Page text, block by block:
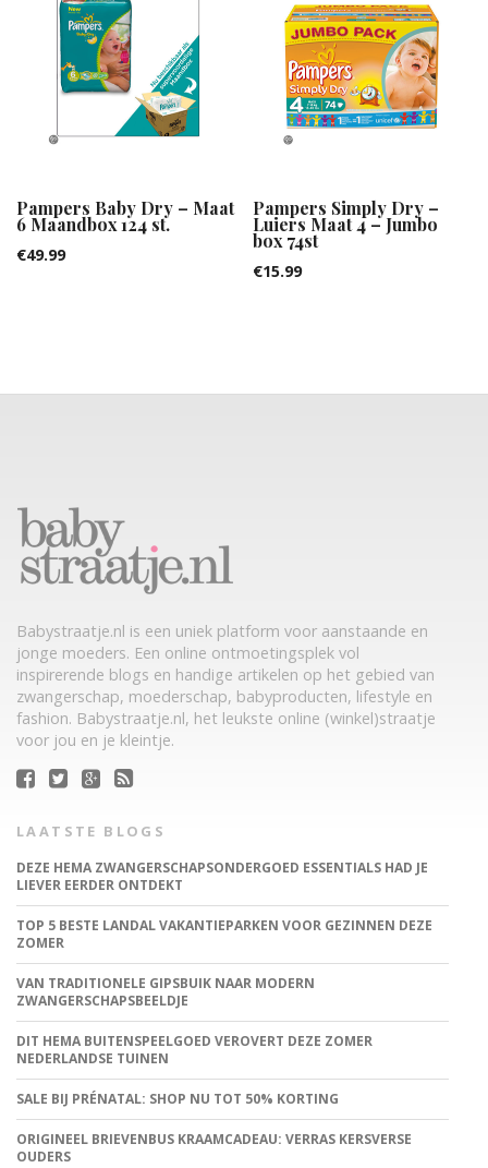
Pampers Baby Dry – Maat
6 Maandbox 124 st.
€49.99
Pampers Simply Dry –
Luiers Maat 4 – Jumbo
box 74st
€15.99
Babystraatje.nl is een uniek platform voor aanstaande en
jonge moeders. Een online ontmoetingsplek vol
inspirerende blogs en handige artikelen op het gebied van
zwangerschap, moederschap, babyproducten, lifestyle en
fashion. Babystraatje.nl, het leukste online (winkel)straatje
voor jou en je kleintje.
LAATSTE BLOGS
DEZE HEMA ZWANGERSCHAPSONDERGOED ESSENTIALS HAD JE
LIEVER EERDER ONTDEKT
TOP 5 BESTE LANDAL VAKANTIEPARKEN VOOR GEZINNEN DEZE
ZOMER
VAN TRADITIONELE GIPSBUIK NAAR MODERN
ZWANGERSCHAPSBEELDJE
DIT HEMA BUITENSPEELGOED VEROVERT DEZE ZOMER
NEDERLANDSE TUINEN
SALE BIJ PRÉNATAL: SHOP NU TOT 50% KORTING
ORIGINEEL BRIEVENBUS KRAAMCADEAU: VERRAS KERSVERSE
OUDERS